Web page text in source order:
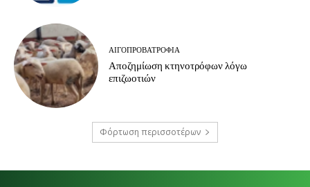
ΑΙΓΟΠΡΟΒΑΤΡΟΦΊΑ
Αποζημίωση κτηνοτρόφων λόγω
επιζωοτιών
Φόρτωση περισσοτέρων